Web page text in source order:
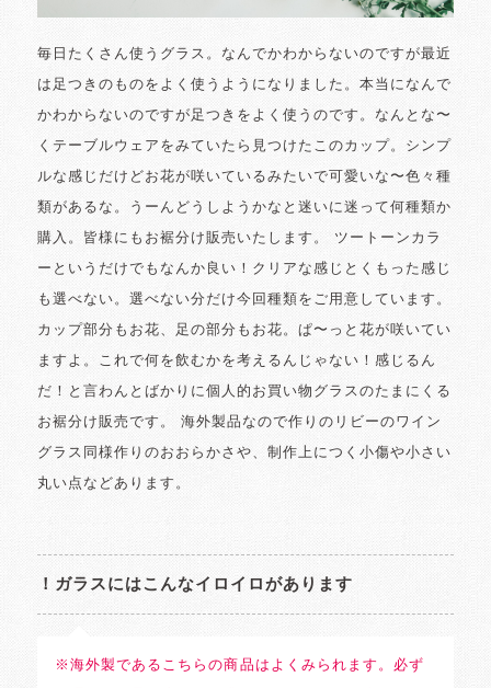
毎日たくさん使うグラス。なんでかわからないのですが最近
は足つきのものをよく使うようになりました。本当になんで
かわからないのですが足つきをよく使うのです。なんとな〜
くテーブルウェアをみていたら見つけたこのカップ。シンプ
ルな感じだけどお花が咲いているみたいで可愛いな〜色々種
類があるな。うーんどうしようかなと迷いに迷って何種類か
購入。皆様にもお裾分け販売いたします。 ツートーンカラ
ーというだけでもなんか良い！クリアな感じとくもった感じ
も選べない。選べない分だけ今回種類をご用意しています。
カップ部分もお花、足の部分もお花。ぱ〜っと花が咲いてい
ますよ。これで何を飲むかを考えるんじゃない！感じるん
だ！と言わんとばかりに個人的お買い物グラスのたまにくる
お裾分け販売です。 海外製品なので作りのリビーのワイン
グラス同様作りのおおらかさや、制作上につく小傷や小さい
丸い点などあります。
！ガラスにはこんなイロイロがあります
※海外製であるこちらの商品はよくみられます。必ず